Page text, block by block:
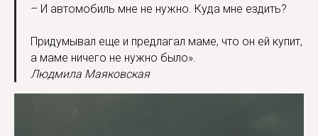
– И автомобиль мне не нужно. Куда мне ездить?
Придумывал еще и предлагал маме, что он ей купит,
а маме ничего не нужно было».
Людмила Маяковская